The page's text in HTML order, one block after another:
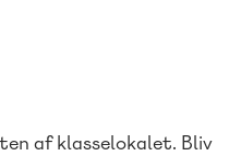
af klasselokalet. Bliv